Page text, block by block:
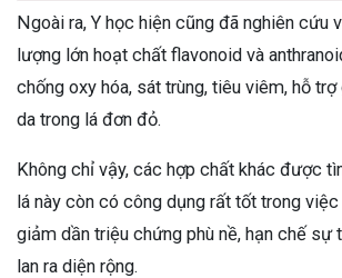
Ngoài ra, Y học hiện cũng đã nghiên cứu
lượng lớn hoạt chất flavonoid và
chống oxy hóa, sát trùng, tiêu viêm, hỗ
da trong lá đơn đỏ.
Không chỉ vậy, các hợp chất khác được
lá này còn có công dụng rất tốt trong
giảm dần triệu chứng phù nề, hạn chế sự
lan ra diện rộng.